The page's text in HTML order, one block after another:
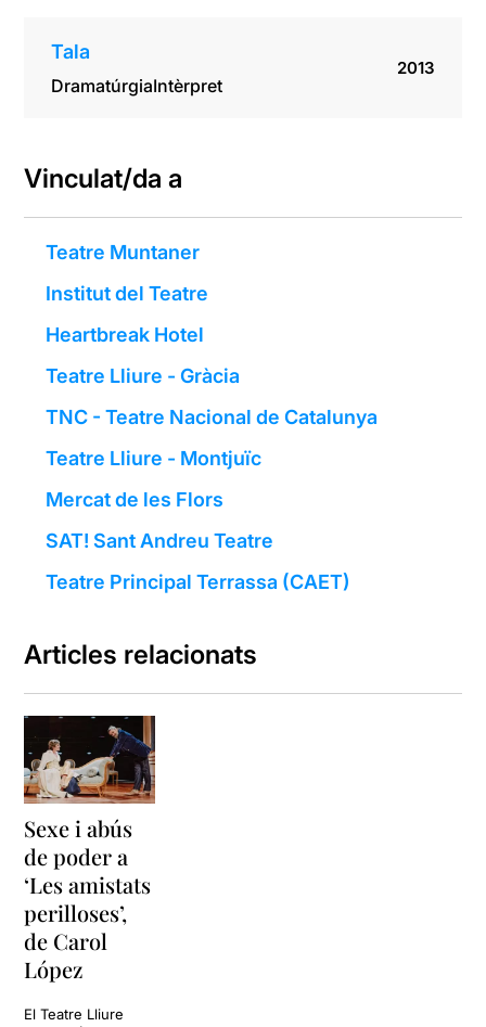
Tala
DramatúrgiaIntèrpret
2013
Vinculat/da a
Teatre Muntaner
Institut del Teatre
Heartbreak Hotel
Teatre Lliure - Gràcia
TNC - Teatre Nacional de Catalunya
Teatre Lliure - Montjuïc
Mercat de les Flors
SAT! Sant Andreu Teatre
Teatre Principal Terrassa (CAET)
Articles relacionats
Sexe i abús
de poder a
‘Les amistats
perilloses’,
de Carol
López
El Teatre Lliure